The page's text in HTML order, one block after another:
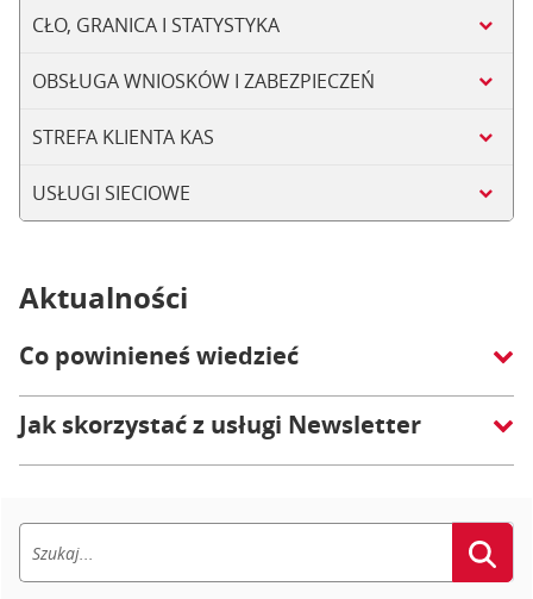
CŁO, GRANICA I STATYSTYKA
OBSŁUGA WNIOSKÓW I ZABEZPIECZEŃ
STREFA KLIENTA KAS
USŁUGI SIECIOWE
Aktualności
Co powinieneś wiedzieć
Jak skorzystać z usługi Newsletter